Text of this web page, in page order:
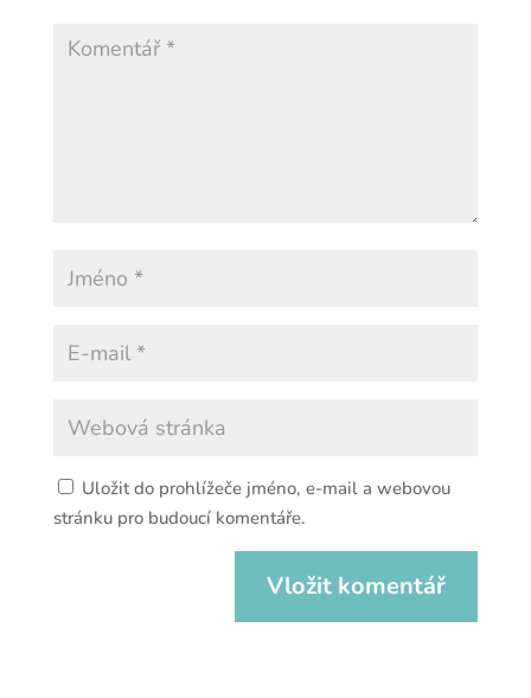
Uložit do prohlížeče jméno, e-mail a webovou
stránku pro budoucí komentáře.